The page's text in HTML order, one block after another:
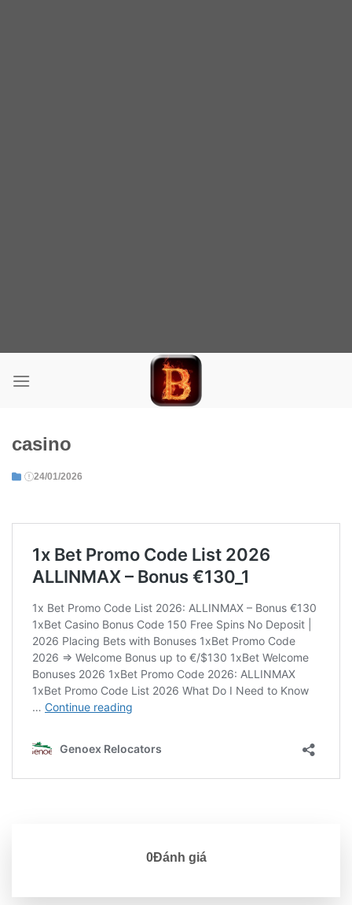
casino
24/01/2026
0Đánh giá